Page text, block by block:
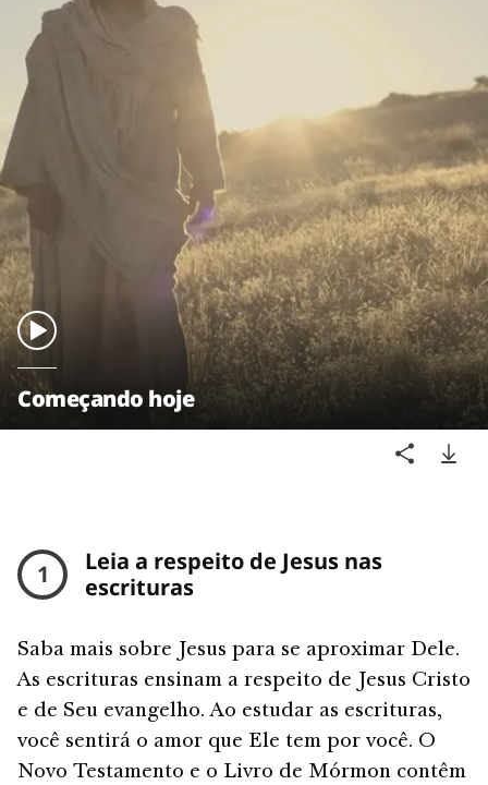
Começando hoje
1
Leia a respeito de Jesus nas
escrituras
Saba mais sobre Jesus para se aproximar Dele.
As escrituras ensinam a respeito de Jesus Cristo
e de Seu evangelho. Ao estudar as escrituras,
você sentirá o amor que Ele tem por você. O
Novo Testamento e o Livro de Mórmon contêm